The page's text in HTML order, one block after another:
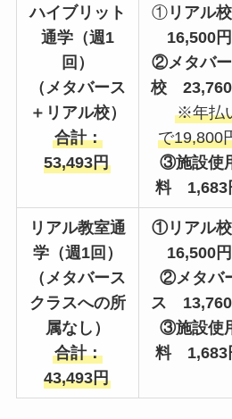
ハイブリット
通学（週1
回）
（メタバース
＋リアル校）
合計：
53,493円
①リアル
16,500円
②メタバ
校 23,760
※年払
で19,800
③施設使
料 1,683
リアル教室通
学（週1回）
（メタバース
クラスへの所
属なし）
合計：
43,493円
①リアル
16,500円
②メタバ
ス 13,760
③施設使
料 1,683